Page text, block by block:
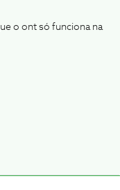
o ont só funciona na